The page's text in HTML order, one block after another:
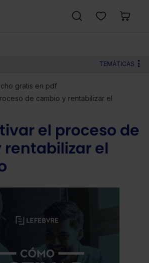
TEMÁTICAS
gratis en pdf
de cambio y rentabilizar el
el proceso de
el